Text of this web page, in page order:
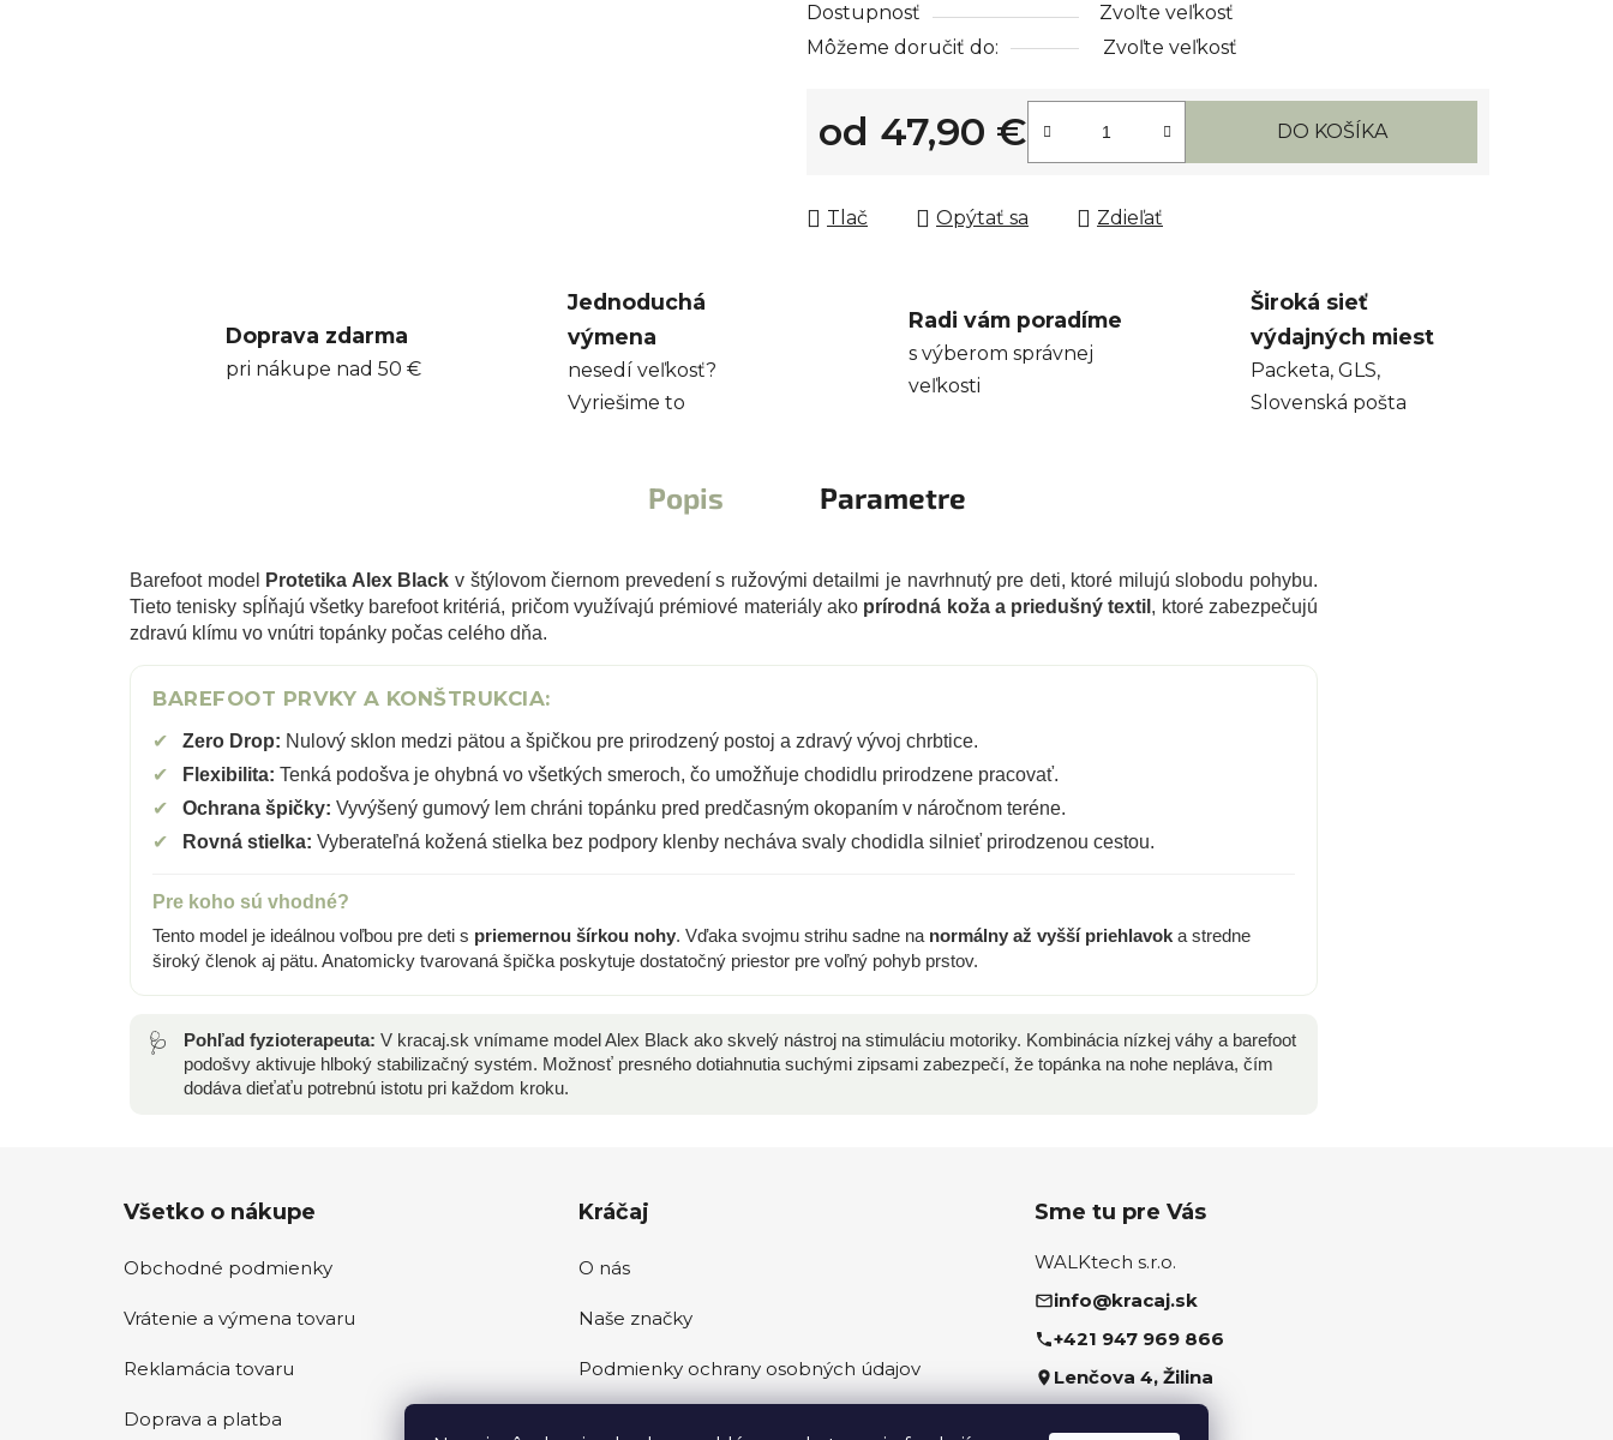
Dostupnosť
Zvoľte veľkosť
Môžeme doručiť do:
Zvoľte veľkosť
od 47,90 € DO KOŠÍKA
Tlač Opýtať sa Zdieľať
Doprava zdarma
pri nákupe nad 50 €
Jednoduchá
výmena
nesedí veľkosť?
Vyriešime to
Radi vám poradíme
s výberom správnej
veľkosti
Široká sieť
výdajných miest
Packeta, GLS,
Slovenská pošta
Popis Parametre
Barefoot model Protetika Alex Black v štýlovom čiernom prevedení s ružovými detailmi je navrhnutý pre deti, ktoré milujú slobodu pohybu.
Tieto tenisky spĺňajú všetky barefoot kritériá, pričom využívajú prémiové materiály ako prírodná koža a priedušný textil , ktoré zabezpečujú
zdravú klímu vo vnútri topánky počas celého dňa.
BAREFOOT PRVKY A KONŠTRUKCIA:
✔ Zero Drop: Nulový sklon medzi pätou a špičkou pre prirodzený postoj a zdravý vývoj chrbtice.
✔
Flexibilita: Tenká podošva je ohybná vo všetkých smeroch, čo umožňuje chodidlu prirodzene pracovať.
✔
Ochrana špičky: Vyvýšený gumový lem chráni topánku pred predčasným okopaním v náročnom teréne.
✔
Rovná stielka: Vyberateľná kožená stielka bez podpory klenby necháva svaly chodidla silnieť prirodzenou cestou.
Pre koho sú vhodné?
Tento model je ideálnou voľbou pre deti s priemernou šírkou nohy. Vďaka svojmu strihu sadne na normálny až vyšší priehlavok a stredne
široký členok aj pätu. Anatomicky tvarovaná špička poskytuje dostatočný priestor pre voľný pohyb prstov.
🩺 Pohľad fyzioterapeuta: V kracaj.sk vnímame model Alex Black ako skvelý nástroj na stimuláciu motoriky. Kombinácia nízkej váhy a barefoot
podošvy aktivuje hlboký stabilizačný systém. Možnosť presného dotiahnutia suchými zipsami zabezpečí, že topánka na nohe nepláva, čím
dodáva dieťaťu potrebnú istotu pri každom kroku.
Všetko o nákupe
Obchodné podmienky
Vrátenie a výmena tovaru
Reklamácia tovaru
Doprava a platba
Kráčaj
O nás
Naše značky
Podmienky ochrany osobných údajov
Sme tu pre Vás
WALKtech s.r.o.
info@kracaj.sk
+421 947 969 866
Lenčova 4, Žilina